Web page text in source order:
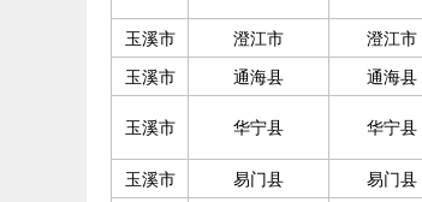
玉溪市 澄江市 澄江市
玉溪市
通海县 通海县
玉溪市 华宁县 华宁县
玉溪市 易门县 易门县